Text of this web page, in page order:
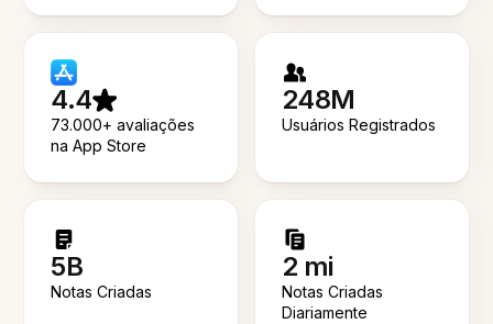
4.4
73.000+ avaliações
na App Store
248M
Usuários Registrados
5B
Notas Criadas
2 mi
Notas Criadas
Diariamente